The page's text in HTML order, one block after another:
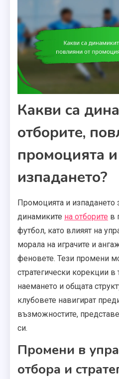
Какви са
отборите,
промоцията и
изпадането?
Промоцията и изпадането
динамиките на отборите в
футбол, като влияят на
морала на играчите и
феновете. Тези промени
стратегически корекции в
наемането и общата
клубовете навигират
възможностите,
си.
Промени в
отбора и